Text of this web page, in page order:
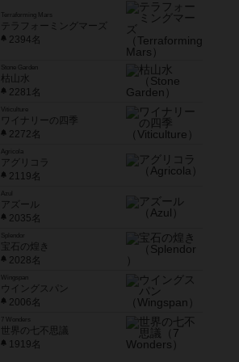
Terraforming Mars
テラフォーミングマーズ
2394名
Stone Garden
枯山水
2281名
Viticulture
ワイナリーの四季
2272名
Agricola
アグリコラ
2119名
Azul
アズール
2035名
宝石の煌き
2028名
Wingspan
ウイングスパン
2006名
7 Wonders
世界の七不思議
1919名